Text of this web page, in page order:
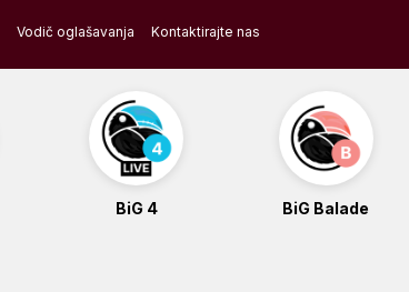
Vodič oglašavanja Kontaktirajte nas
BiG 4 BiG Balade